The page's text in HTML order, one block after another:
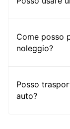
Come posso
noleggio?
Posso
auto?